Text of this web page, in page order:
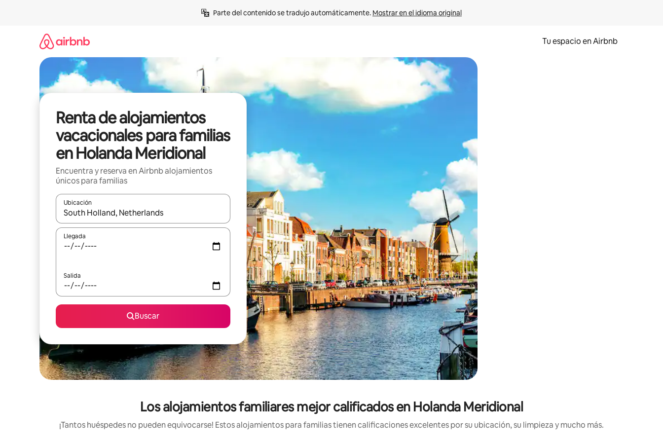
Parte del contenido se tradujo automáticamente. Mostrar en el idioma original
Tu espacio en Airbnb
Renta de alojamientos
vacacionales para familias
en Holanda Meridional
Encuentra y reserva en Airbnb alojamientos
únicos para familias
Ubicación
Cuando los resultados estén disponibles, podrás navegar usando las teclas de las flechas hacia arriba y hacia abajo, o bien tocando y deslizando la pantalla.
Llegada
Salida
Buscar
Los alojamientos familiares mejor calificados en Holanda Meridional
¡Tantos huéspedes no pueden equivocarse! Estos alojamientos para familias tienen calificaciones excelentes por su ubicación, su limpieza y mucho más.